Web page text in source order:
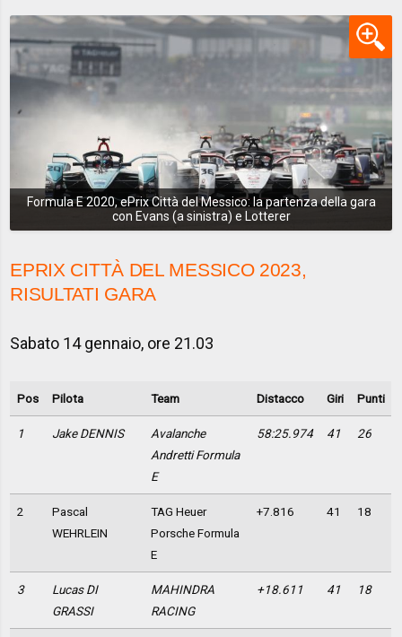
Formula E 2020, ePrix Città del Messico: la partenza della gara
con Evans (a sinistra) e Lotterer
EPRIX CITTÀ DEL MESSICO 2023,
RISULTATI GARA
Sabato 14 gennaio, ore 21.03
Pos Pilota Team Distacco Giri Punti
1 Jake DENNIS
Avalanche
Andretti Formula
E
58:25.974 41 26
2
Pascal
WEHRLEIN
TAG Heuer
Porsche Formula
E
+7.816 41 18
3
Lucas DI
GRASSI
MAHINDRA
RACING
+18.611 41 18